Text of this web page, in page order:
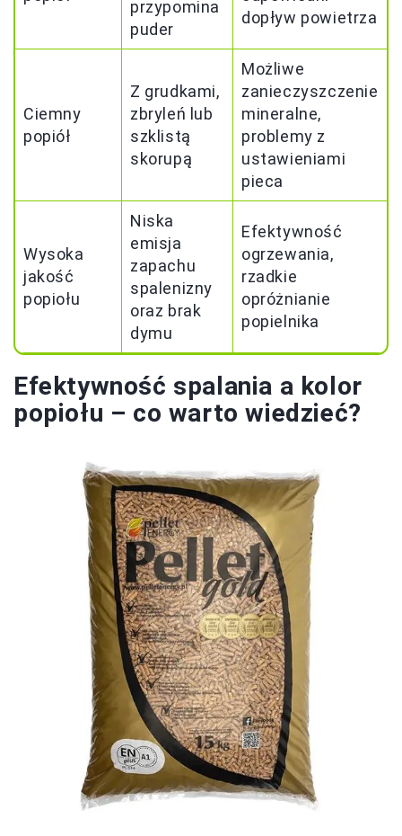
przypomina
puder
dopływ powietrza
Ciemny
popiół
Z grudkami,
zbryleń lub
szklistą
skorupą
Możliwe
zanieczyszczenie
mineralne,
problemy z
ustawieniami
pieca
Wysoka
jakość
popiołu
Niska
emisja
zapachu
spalenizny
oraz brak
dymu
Efektywność
ogrzewania,
rzadkie
opróżnianie
popielnika
Efektywność spalania a kolor
popiołu – co warto wiedzieć?